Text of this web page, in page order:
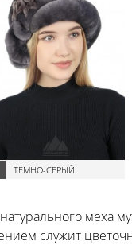
ТЕМНО-СЕРЫЙ
служит